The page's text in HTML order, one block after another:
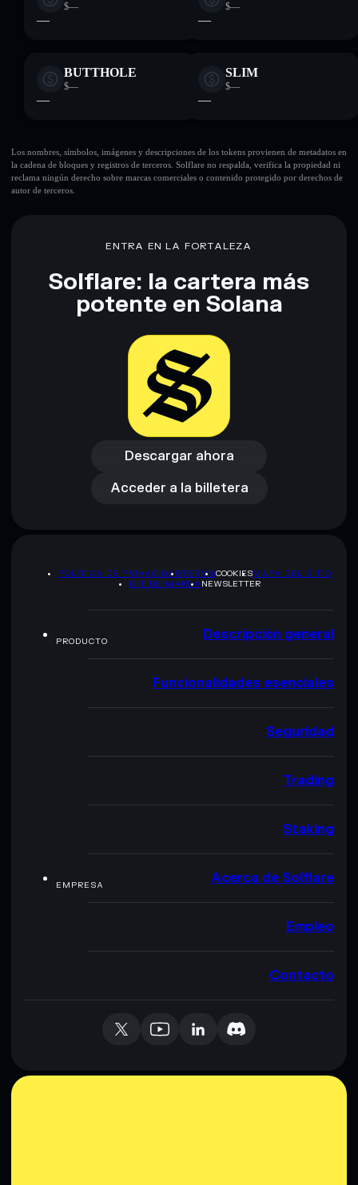
$—
—
$—
—
BUTTHOLE
$—
—
SLIM
$—
—
Los nombres, símbolos, imágenes y descripciones de los tokens provienen de metadatos en
la cadena de bloques y registros de terceros. Solflare no respalda, verifica la propiedad ni
reclama ningún derecho sobre marcas comerciales o contenido protegido por derechos de
autor de terceros.
ENTRA EN LA FORTALEZA
Solflare: la cartera más
potente en Solana
Descargar ahora
Descargar ahora
Acceder a la billetera
Acceder a la billetera
POLÍTICA DE PRIVACIDADTERMSCOOKIESMAPA DEL SITIO
KIT DE MARCA NEWSLETTER
PRODUCTO Descripción general
Funcionalidades esenciales
Seguridad
Trading
Staking
EMPRESA Acerca de Solflare
Empleo
Contacto